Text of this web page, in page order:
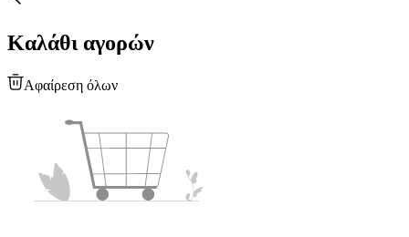
Καλάθι αγορών
Αφαίρεση όλων